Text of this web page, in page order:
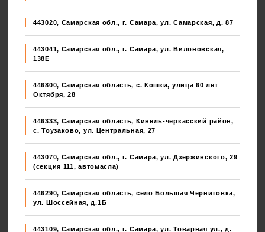
443020, Самарская обл., г. Самара, ул. Самарская, д. 87
443041, Самарская обл., г. Самара, ул. Вилоновская,
138E
446800, Самарская область, с. Кошки, улица 60 лет
Октября, 28
446333, Самарская область, Кинель-черкасский район,
с. Тоузаково, ул. Центральная, 27
443070, Самарская обл., г. Самара, ул. Дзержинского, 29
(секция 111, автомасла)
446290, Самарская область, село Большая Черниговка,
ул. Шоссейная, д.1Б
443109, Самарская обл., г. Самара, ул. Товарная ул., д.